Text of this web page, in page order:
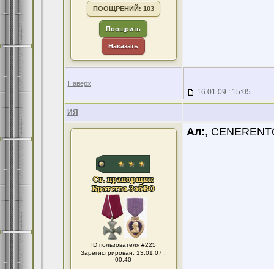
ПООЩРЕНИЙ: 103
Поощрить
Наказать
Наверх
16.01.09 : 15:05
ИЯ
ID пользователя #225
Зарегистрирован: 13.01.07 :
00:40
Ал:,